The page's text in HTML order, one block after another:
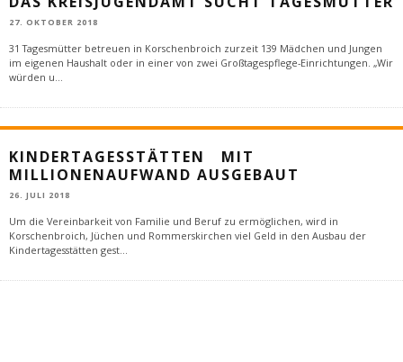
27. OKTOBER 2018
31 Tagesmütter betreuen in Korschenbroich zurzeit 139 Mädchen und Jungen
im eigenen Haushalt oder in einer von zwei Großtagespflege-Einrichtungen. „Wir
würden u...
KINDERTAGESSTÄTTEN MIT
MILLIONENAUFWAND AUSGEBAUT
26. JULI 2018
Um die Vereinbarkeit von Familie und Beruf zu ermöglichen, wird in
Korschenbroich, Jüchen und Rommerskirchen viel Geld in den Ausbau der
Kindertagesstätten gest...